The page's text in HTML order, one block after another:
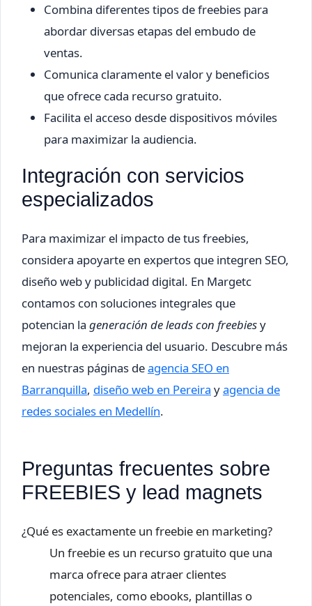
Combina diferentes tipos de freebies para
abordar diversas etapas del embudo de
ventas.
Comunica claramente el valor y beneficios
que ofrece cada recurso gratuito.
Facilita el acceso desde dispositivos móviles
para maximizar la audiencia.
Integración con servicios
especializados
Para maximizar el impacto de tus freebies,
considera apoyarte en expertos que integren SEO,
diseño web y publicidad digital. En Margetc
contamos con soluciones integrales que
potencian la generación de leads con freebiesy
mejoran la experiencia del usuario. Descubre más
en nuestras páginas deagencia SEO en
Barranquilla, diseño web en Pereira yagencia de
redes sociales en Medellín.
Preguntas frecuentes sobre
FREEBIES y lead magnets
¿Qué es exactamente un freebie en marketing?
Un freebie es un recurso gratuito que una
marca ofrece para atraer clientes
potenciales, como ebooks, plantillas o